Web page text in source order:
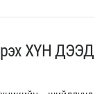
ХҮН ДЭЭД